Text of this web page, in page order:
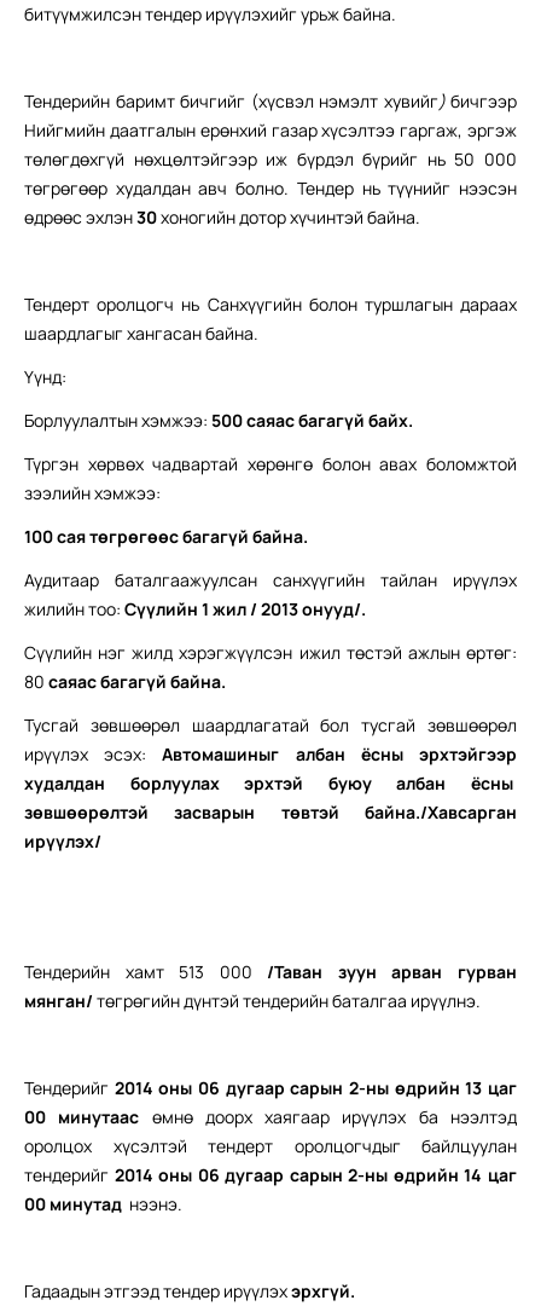
битүүмжилсэн тендер ирүүлэхийг урьж байна.
Тендерийн баримт бичгийг (хүсвэл нэмэлт хувийг) бичгээр
Нийгмийн даатгалын ерөнхий газар хүсэлтээ гаргаж, эргэж
төлөгдөхгүй нөхцөлтэйгээр иж бүрдэл бүрийг нь 50 000
төгрөгөөр худалдан авч болно. Тендер нь түүнийг нээсэн
өдрөөс эхлэн30хоногийн дотор хүчинтэй байна.
Тендерт оролцогч нь Санхүүгийн болон туршлагын дараах
шаардлагыг хангасан байна.
Үүнд:
Борлуулалтын хэмжээ: 500 саяас багагүй байх.
Түргэн хөрвөх чадвартай хөрөнгө болон авах боломжтой
зээлийн хэмжээ:
100 сая төгрөгөөс багагүй байна.
Аудитаар баталгаажуулсан санхүүгийн тайлан ирүүлэх
жилийн тоо: Сүүлийн 1 жил / 2013онууд/.
Сүүлийн нэг жилд хэрэгжүүлсэн ижил төстэй ажлын өртөг:
80 саяас багагүй байна.
Тусгай зөвшөөрөл шаардлагатай бол тусгай зөвшөөрөл
ирүүлэх эсэх:Автомашиныг албан ёсны эрхтэйгээр
худалдан борлуулах эрхтэй буюу албан ёсны
зөвшөөрөлтэй засварын төвтэй байна./Хавсарган
ирүүлэх/
Тендерийн хамт 513 000 /Таван зуун арван гурван
мянган/ төгрөгийн дүнтэй тендерийн баталгаа ирүүлнэ.
Тендерийг 2014 оны 06 дугаар сарын 2-ны өдрийн 13 цаг
00 минутаас өмнө доорх хаягаар ирүүлэх ба нээлтэд
оролцох хүсэлтэй тендерт оролцогчдыг байлцуулан
тендерийг 2014 оны 06 дугаар сарын 2-ны өдрийн 14 цаг
00 минутад нээнэ.
Гадаадын этгээд тендер ирүүлэхэрхгүй.